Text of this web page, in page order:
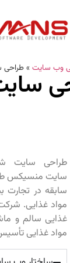
وب سایت »طراحی
طراحی سایت
سابقه در تجارت
غذایی سالم و
مواد غذایی